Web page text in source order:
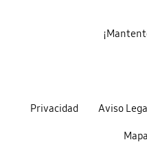
Privacidad Aviso